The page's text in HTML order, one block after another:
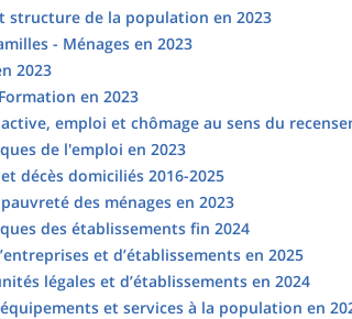
structure de la population en 2023
- Ménages en 2023
2023
en 2023
emploi et chômage au sens du
de l'emploi en 2023
décès domiciliés 2016-2025
des ménages en 2023
des établissements fin 2024
et d’établissements en 2025
légales et d’établissements en 2024
et services à la population en